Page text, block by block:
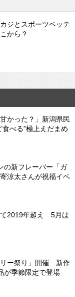
ジとスポーツベッテ
から？
かった？」新潟県民
べる”極上えだまめ
の新フレーバー「ガ
涼太さんが祝福イベ
て2019年超え 5月は
リー祭り」開催 新作
が季節限定で登場